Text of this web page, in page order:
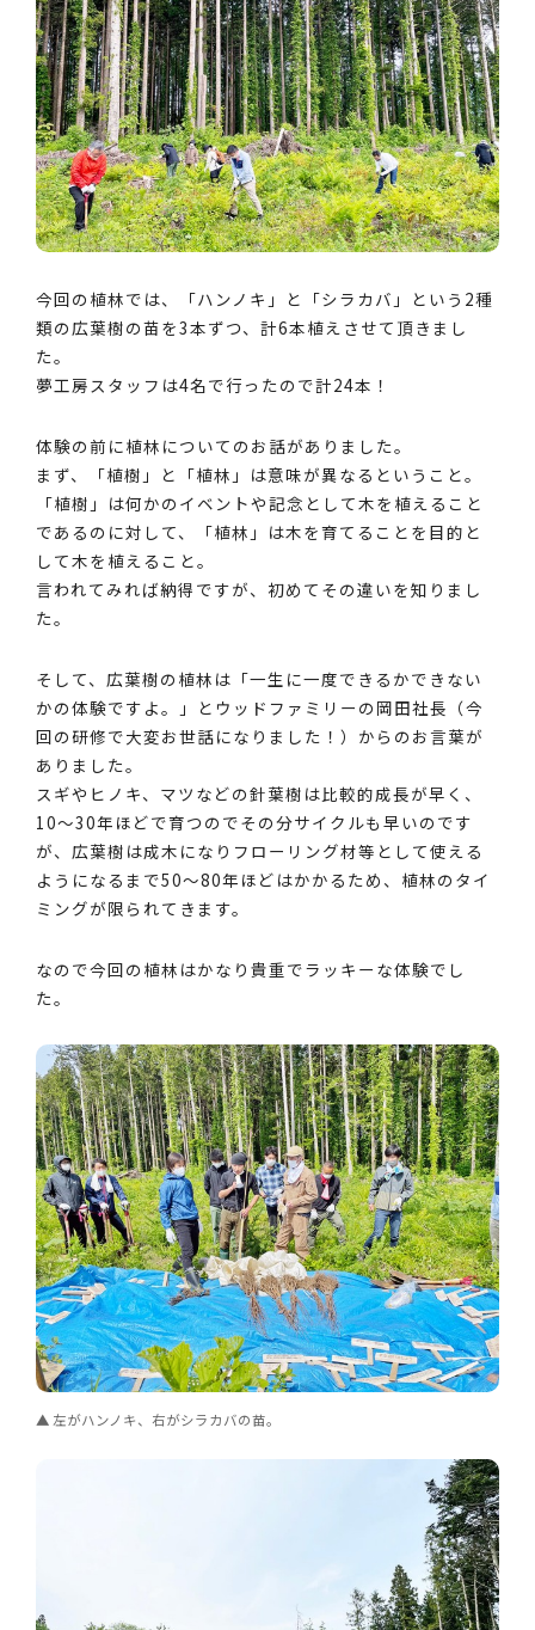
今回の植林では、「ハンノキ」と「シラカバ」という2種
類の広葉樹の苗を3本ずつ、計6本植えさせて頂きまし
た。
夢工房スタッフは4名で行ったので計24本！
体験の前に植林についてのお話がありました。
まず、「植樹」と「植林」は意味が異なるということ。
「植樹」は何かのイベントや記念として木を植えること
であるのに対して、「植林」は木を育てることを目的と
して木を植えること。
言われてみれば納得ですが、初めてその違いを知りまし
た。
そして、広葉樹の植林は「一生に一度できるかできない
かの体験ですよ。」とウッドファミリーの岡田社長（今
回の研修で大変お世話になりました！）からのお言葉が
ありました。
スギやヒノキ、マツなどの針葉樹は比較的成長が早く、
10～30年ほどで育つのでその分サイクルも早いのです
が、広葉樹は成木になりフローリング材等として使える
ようになるまで50～80年ほどはかかるため、植林のタイ
ミングが限られてきます。
なので今回の植林はかなり貴重でラッキーな体験でし
た。
左がハンノキ、右がシラカバの苗。